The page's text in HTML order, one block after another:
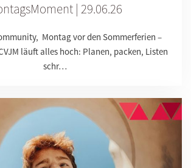
| 29.06.26
Montag vor den Sommerferien –
läuft alles hoch: Planen, packen, Listen
schr…